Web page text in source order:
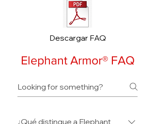
Descargar FAQ
Elephant Armor® FAQ
¿Qué distingue a Elephant